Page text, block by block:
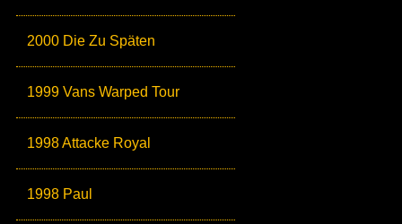
2000 Die Zu Späten
1999 Vans Warped Tour
1998 Attacke Royal
1998 Paul